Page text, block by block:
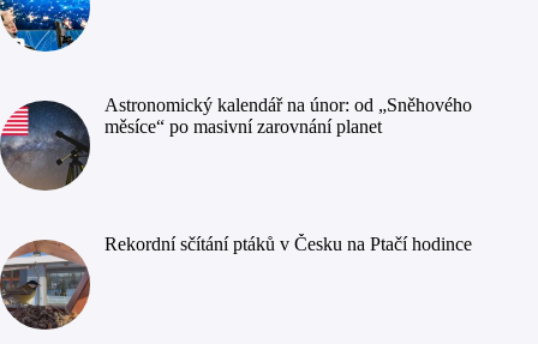
Astronomický kalendář na únor: od „Sněhového
měsíce“ po masivní zarovnání planet
Rekordní sčítání ptáků v Česku na Ptačí hodince